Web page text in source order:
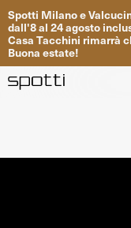
Spotti Milanoe
dall'8al 24agosto
Casa Tacchini rimarrà
Buona estate!
Progetti